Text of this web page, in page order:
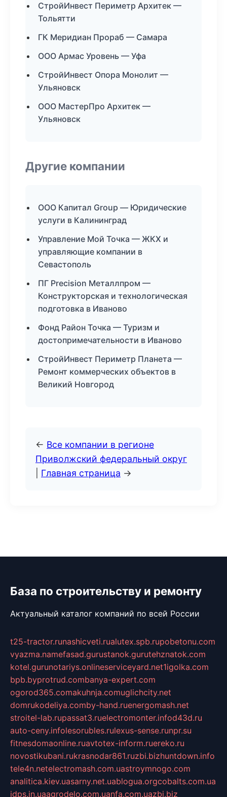
СтройИнвест Периметр Архитек —
Тольятти
ГК Меридиан Прораб — Самара
ООО Армас Уровень — Уфа
СтройИнвест Опора Монолит —
Ульяновск
ООО МастерПро Архитек —
Ульяновск
Другие компании
ООО Капитал Group — Юридические
услуги в Калининград
Управление Мой Точка — ЖКХ и
управляющие компании в
Севастополь
ПГ Precision Металлпром —
Конструкторская и технологическая
подготовка в Иваново
Фонд Район Точка — Туризм и
достопримечательности в Иваново
СтройИнвест Периметр Планета —
Ремонт коммерческих объектов в
Великий Новгород
← Все компании в регионе
Приволжский федеральный округ
Главная страница →
База по строительству и ремонту
Актуальный каталог компаний по всей России
t25-tractor.runashicveti.rualutex.spb.rupobetonu.com
vyazma.namefasad.gurustanok.gurutehznatok.com
kotel.gurunotariys.onlineserviceyard.net1igolka.com
bpb.byprotrud.combanya-expert.com
ogorod365.comakuhnja.comuglichcity.net
domrukodeliya.comby-hand.ruenergomash.net
stroitel-lab.rupassat3.ruelectromonter.infod43d.ru
auto-ceny.infolesorubles.rulexus-sense.runpr.su
fitnesdomaonline.ruavtotex-inform.ruereko.ru
novostikubani.rukrasnodar861.ruzbi.bizhuntdown.info
tele4n.netelectromash.com.uastroymnogo.com
analitica.kiev.uasarny.net.uablogua.orgcobalts.com.ua
idps.in.uaagrodelo.com.uanfa.com.uazbi.biz